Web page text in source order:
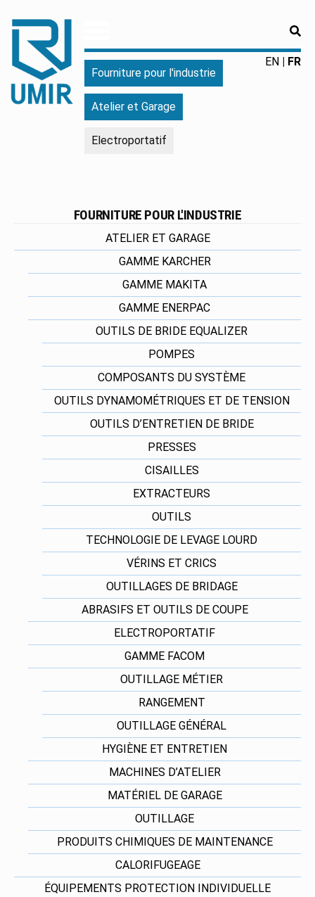
Fourniture
pour
l'industrie
chimiques
EN
FR
Fourniture pour l'industrie
Atelier et Garage
Electroportatif
FOURNITURE POUR L'INDUSTRIE
ATELIER ET GARAGE
GAMME KARCHER
GAMME MAKITA
GAMME ENERPAC
OUTILS DE BRIDE EQUALIZER
POMPES
COMPOSANTS DU SYSTÈME
OUTILS DYNAMOMÉTRIQUES ET DE TENSION
OUTILS D’ENTRETIEN DE BRIDE
PRESSES
CISAILLES
EXTRACTEURS
OUTILS
TECHNOLOGIE DE LEVAGE LOURD
VÉRINS ET CRICS
OUTILLAGES DE BRIDAGE
ABRASIFS ET OUTILS DE COUPE
ELECTROPORTATIF
GAMME FACOM
OUTILLAGE MÉTIER
RANGEMENT
OUTILLAGE GÉNÉRAL
HYGIÈNE ET ENTRETIEN
MACHINES D’ATELIER
MATÉRIEL DE GARAGE
OUTILLAGE
PRODUITS CHIMIQUES DE MAINTENANCE
CALORIFUGEAGE
ÉQUIPEMENTS PROTECTION INDIVIDUELLE